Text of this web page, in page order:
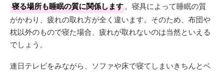
寝る場所も睡眠の質に関係します。寝具によって睡眠の質
がかわり、疲れの取れ方が全く違います。そのため、布団や
枕以外のもので寝た場合、疲れが取れないのは当然といえる
でしょう。
連日テレビをみながら、ソファや床で寝てしまいきちんとベ